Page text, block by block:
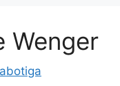
Wenger